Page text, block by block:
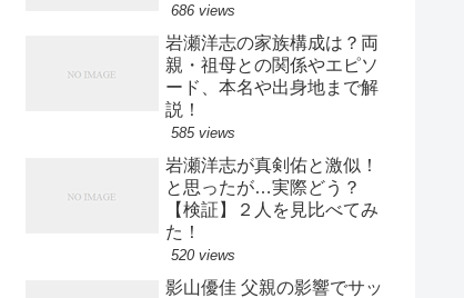
686 views
岩瀬洋志の家族構成は？両
親・祖母との関係やエピソ
ード、本名や出身地まで解
説！
585 views
岩瀬洋志が真剣佑と激似！
と思ったが…実際どう？
【検証】２人を見比べてみ
た！
520 views
影山優佳 父親の影響でサッ